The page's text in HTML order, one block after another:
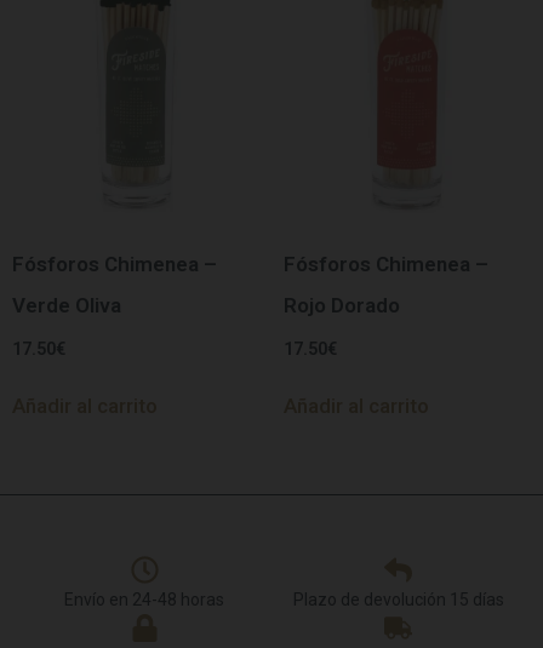
Fósforos Chimenea –
Verde Oliva
17.50€
Fósforos Chimenea –
Rojo Dorado
17.50€
Envío en 24-48 horas Plazo de devolución 15 días